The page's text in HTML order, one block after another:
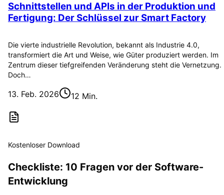
Schnittstellen und APIs in der Produktion und
Fertigung: Der Schlüssel zur Smart Factory
Die vierte industrielle Revolution, bekannt als Industrie 4.0,
transformiert die Art und Weise, wie Güter produziert werden. Im
Zentrum dieser tiefgreifenden Veränderung steht die Vernetzung.
Doch…
13. Feb. 2026 12 Min.
Kostenloser Download
Checkliste: 10 Fragen vor der Software-
Entwicklung